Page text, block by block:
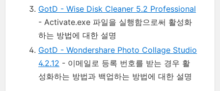
GotD - Wise Disk Cleaner 5.2 Professional
- Activate.exe 파일을 실행함으로써 활성화
하는 방법에 대한 설명
GotD - Wondershare Photo Collage Studio
4.2.12 - 이메일로 등록 번호를 받는 경우 활
성화하는 방법과 백업하는 방법에 대한 설명